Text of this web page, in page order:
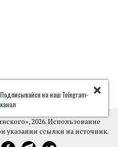
2026. Использование
указании ссылки на источник.
Подписывайся на наш Telegram-
канал